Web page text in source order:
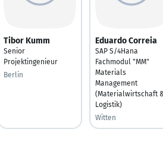
Tibor Kumm
Senior
Projektingenieur
Berlin
Eduardo Correia
SAP S/4Hana
Fachmodul "MM"
Materials
Management
(Materialwirtschaft
Logistik)
Witten